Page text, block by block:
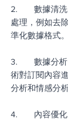
2.       數據清
處理，例如去
準化數據格式。
3.       數據分
術對訂閱內容
分析和情感分析
4.       內容優